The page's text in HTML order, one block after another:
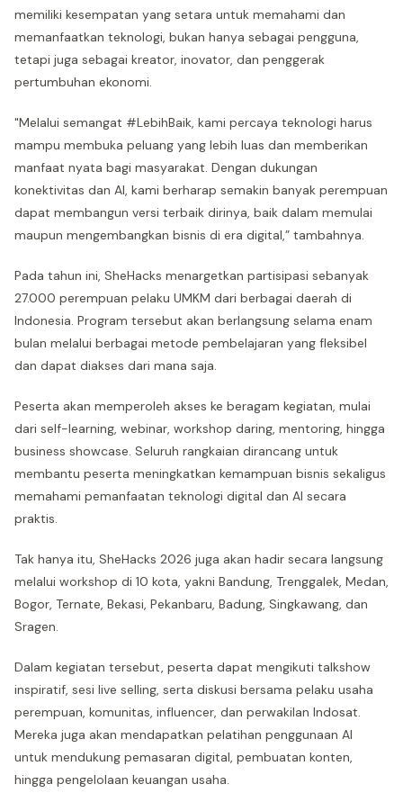
memiliki kesempatan yang setara untuk memahami dan
memanfaatkan teknologi, bukan hanya sebagai pengguna,
tetapi juga sebagai kreator, inovator, dan penggerak
pertumbuhan ekonomi.
"Melalui semangat #LebihBaik, kami percaya teknologi harus
mampu membuka peluang yang lebih luas dan memberikan
manfaat nyata bagi masyarakat. Dengan dukungan
konektivitas dan AI, kami berharap semakin banyak perempuan
dapat membangun versi terbaik dirinya, baik dalam memulai
maupun mengembangkan bisnis di era digital,” tambahnya.
Pada tahun ini, SheHacks menargetkan partisipasi sebanyak
27.000 perempuan pelaku UMKM dari berbagai daerah di
Indonesia. Program tersebut akan berlangsung selama enam
bulan melalui berbagai metode pembelajaran yang fleksibel
dan dapat diakses dari mana saja.
Peserta akan memperoleh akses ke beragam kegiatan, mulai
dari self-learning, webinar, workshop daring, mentoring, hingga
business showcase. Seluruh rangkaian dirancang untuk
membantu peserta meningkatkan kemampuan bisnis sekaligus
memahami pemanfaatan teknologi digital dan AI secara
praktis.
Tak hanya itu, SheHacks 2026 juga akan hadir secara langsung
melalui workshop di 10 kota, yakni Bandung, Trenggalek, Medan,
Bogor, Ternate, Bekasi, Pekanbaru, Badung, Singkawang, dan
Sragen.
Dalam kegiatan tersebut, peserta dapat mengikuti talkshow
inspiratif, sesi live selling, serta diskusi bersama pelaku usaha
perempuan, komunitas, influencer, dan perwakilan Indosat.
Mereka juga akan mendapatkan pelatihan penggunaan AI
untuk mendukung pemasaran digital, pembuatan konten,
hingga pengelolaan keuangan usaha.